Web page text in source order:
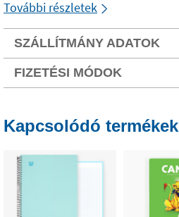
További részletek
SZÁLLÍTMÁNY ADATOK
FIZETÉSI MÓDOK
Kapcsolódó termékek